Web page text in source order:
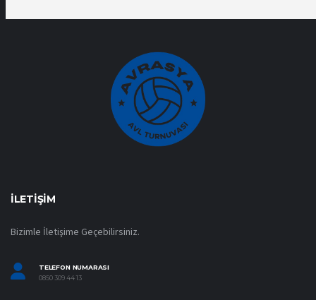
İLETIŞIM
Bizimle İletişime Geçebilirsiniz.
TELEFON NUMARASI
0850 309 44 13